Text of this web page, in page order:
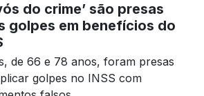
do crime’ são presas
golpes em benefícios do
de 66 e 78 anos, foram presas
golpes no INSS com